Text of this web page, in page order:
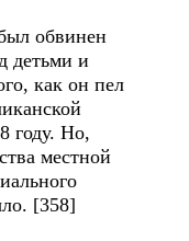
обвинен
детьми и
как он пел
году. Но,
местной
[358]